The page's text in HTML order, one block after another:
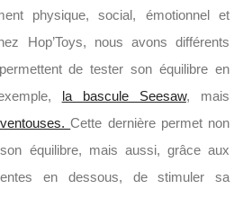
physique, social, émotionnel et
Hop’Toys, nous avons différents
de tester son équilibre en
la bascule Seesaw, mais
Cette dernière permet non
équilibre, mais aussi, grâce aux
en dessous, de stimuler sa